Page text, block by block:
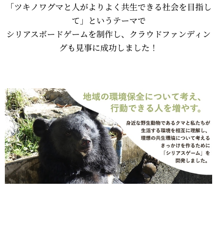
「ツキノワグマと人がよりよく共生できる社会を目指し
て」というテーマで
シリアスボードゲームを制作し、クラウドファンディン
グも見事に成功しました！